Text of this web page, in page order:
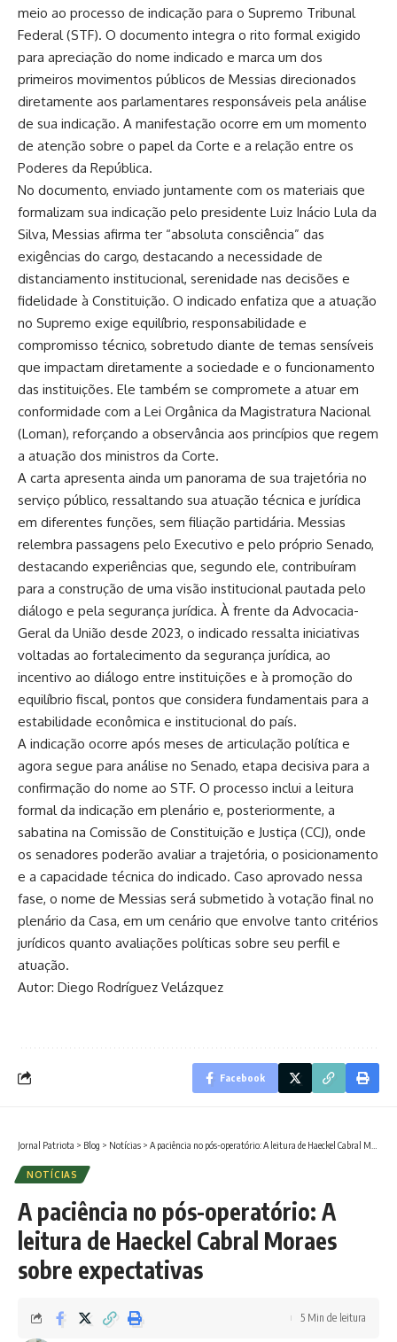
meio ao processo de indicação para o Supremo Tribunal
Federal (STF). O documento integra o rito formal exigido
para apreciação do nome indicado e marca um dos
primeiros movimentos públicos de Messias direcionados
diretamente aos parlamentares responsáveis pela análise
de sua indicação. A manifestação ocorre em um momento
de atenção sobre o papel da Corte e a relação entre os
Poderes da República.
No documento, enviado juntamente com os materiais que
formalizam sua indicação pelo presidente Luiz Inácio Lula da
Silva, Messias afirma ter “absoluta consciência” das
exigências do cargo, destacando a necessidade de
distanciamento institucional, serenidade nas decisões e
fidelidade à Constituição. O indicado enfatiza que a atuação
no Supremo exige equilíbrio, responsabilidade e
compromisso técnico, sobretudo diante de temas sensíveis
que impactam diretamente a sociedade e o funcionamento
das instituições. Ele também se compromete a atuar em
conformidade com a Lei Orgânica da Magistratura Nacional
(Loman), reforçando a observância aos princípios que regem
a atuação dos ministros da Corte.
A carta apresenta ainda um panorama de sua trajetória no
serviço público, ressaltando sua atuação técnica e jurídica
em diferentes funções, sem filiação partidária. Messias
relembra passagens pelo Executivo e pelo próprio Senado,
destacando experiências que, segundo ele, contribuíram
para a construção de uma visão institucional pautada pelo
diálogo e pela segurança jurídica. À frente da Advocacia-
Geral da União desde 2023, o indicado ressalta iniciativas
voltadas ao fortalecimento da segurança jurídica, ao
incentivo ao diálogo entre instituições e à promoção do
equilíbrio fiscal, pontos que considera fundamentais para a
estabilidade econômica e institucional do país.
A indicação ocorre após meses de articulação política e
agora segue para análise no Senado, etapa decisiva para a
confirmação do nome ao STF. O processo inclui a leitura
formal da indicação em plenário e, posteriormente, a
sabatina na Comissão de Constituição e Justiça (CCJ), onde
os senadores poderão avaliar a trajetória, o posicionamento
e a capacidade técnica do indicado. Caso aprovado nessa
fase, o nome de Messias será submetido à votação final no
plenário da Casa, em um cenário que envolve tanto critérios
jurídicos quanto avaliações políticas sobre seu perfil e
atuação.
Autor: Diego Rodríguez Velázquez
Facebook
Jornal Patriota > Blog > Notícias > A paciência no pós-operatório: A leitura de Haeckel Cabral Moraes sobre expectativas
NOTÍCIAS
A paciência no pós-operatório: A
leitura de Haeckel Cabral Moraes
sobre expectativas
5 Min de leitura